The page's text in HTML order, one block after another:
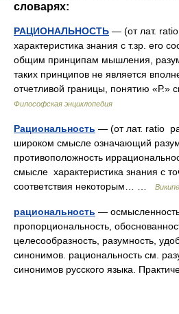
словарях:
РАЦИОНАЛЬНОСТЬ — (от лат. ratio
характеристика знания с т.зр. его
общим принципам мышления,
таких принципов не является
отчетливой границы, понятию
Философская энциклопедия
Рациональность — (от лат. ratio
широком смысле означающий
противоположность
смысле характеристика знания с
соответствия некоторым… …
рациональность —
пропорциональность,
целесообразность, разумность,
синонимов. рациональность см.
синонимов русского языка.